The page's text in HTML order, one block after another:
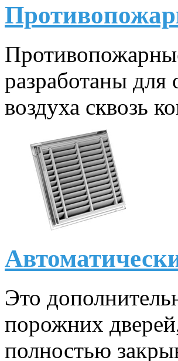
разработаны для
воздуха сквозь
Это
порожних
полностью